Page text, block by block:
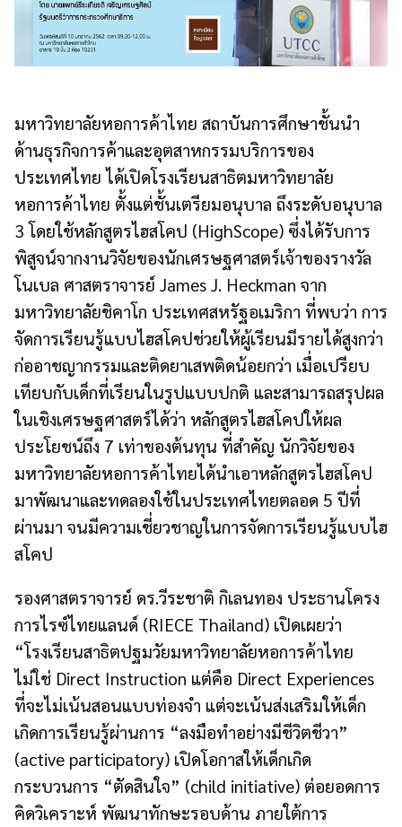
มหาวิทยาลัยหอการค้าไทย สถาบันการศึกษาชั้นนำ
ด้านธุรกิจการค้าและอุตสาหกรรมบริการของ
ประเทศไทย ได้เปิดโรงเรียนสาธิตมหาวิทยาลัย
หอการค้าไทย ตั้งแต่ชั้นเตรียมอนุบาล ถึงระดับอนุบาล
3 โดยใช้หลักสูตรไฮสโคป (HighScope) ซึ่งได้รับการ
พิสูจน์จากงานวิจัยของนักเศรษฐศาสตร์เจ้าของรางวัล
โนเบล ศาสตราจารย์ James J. Heckman จาก
มหาวิทยาลัยชิคาโก ประเทศสหรัฐอเมริกา ที่พบว่า การ
จัดการเรียนรู้แบบไฮสโคปช่วยให้ผู้เรียนมีรายได้สูงกว่า
ก่ออาชญากรรมและติดยาเสพติดน้อยกว่า เมื่อเปรียบ
เทียบกับเด็กที่เรียนในรูปแบบปกติ และสามารถสรุปผล
ในเชิงเศรษฐศาสตร์ได้ว่า หลักสูตรไฮสโคปให้ผล
ประโยชน์ถึง 7 เท่าของต้นทุน ที่สำคัญ นักวิจัยของ
มหาวิทยาลัยหอการค้าไทยได้นำเอาหลักสูตรไฮสโคป
มาพัฒนาและทดลองใช้ในประเทศไทยตลอด 5 ปีที่
ผ่านมา จนมีความเชี่ยวชาญในการจัดการเรียนรู้แบบไฮ
สโคป
รองศาสตราจารย์ ดร.วีระชาติ กิเลนทอง ประธานโครง
การไรซ์ไทยแลนด์ (RIECE Thailand) เปิดเผยว่า
“โรงเรียนสาธิตปฐมวัยมหาวิทยาลัยหอการค้าไทย
ไม่ใช่ Direct Instruction แต่คือ Direct Experiences
ที่จะไม่เน้นสอนแบบท่องจำ แต่จะเน้นส่งเสริมให้เด็ก
เกิดการเรียนรู้ผ่านการ “ลงมือทำอย่างมีชีวิตชีวา”
(active participatory) เปิดโอกาสให้เด็กเกิด
กระบวนการ “ตัดสินใจ” (child initiative) ต่อยอดการ
คิดวิเคราะห์ พัฒนาทักษะรอบด้าน ภายใต้การ